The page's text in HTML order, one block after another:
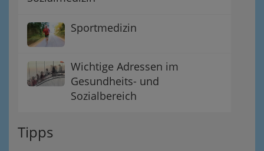
Sportmedizin
Wichtige Adressen im
Gesundheits- und
Sozialbereich
Tipps